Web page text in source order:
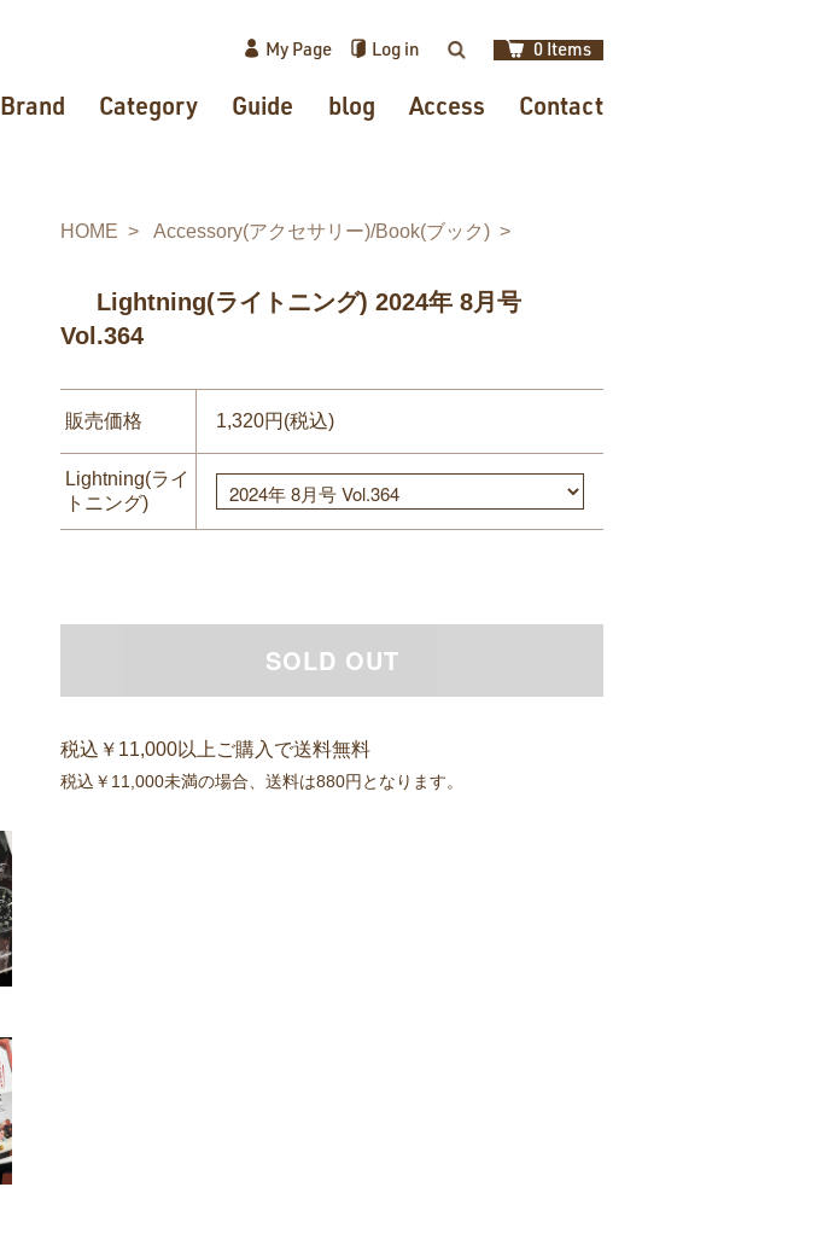
My Page Log in 0 Items
Brand Category Guide blog Access Contact
HOME Accessory(アクセサリー)/Book(ブック)
Lightning(ライトニング) 2024年 8月号
Vol.364
販売価格 1,320円(税込)
Lightning(ライ
トニング)
SOLD OUT
税込￥11,000以上ご購入で送料無料
税込￥11,000未満の場合、送料は880円となります。